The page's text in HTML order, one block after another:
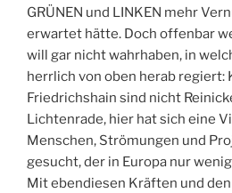
GRÜNEN und LINKEN mehr
erwartet hätte. Doch offenbar
will gar nicht wahrhaben, in
herrlich von oben herab regiert:
Friedrichshain sind nicht
Lichtenrade, hier hat sich eine
Menschen, Strömungen und
gesucht, der in Europa nur
Mit ebendiesen Kräften und